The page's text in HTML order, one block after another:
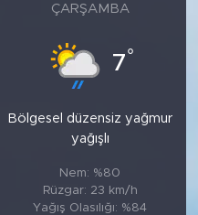
ÇARŞAMBA
7°
Bölgesel düzensiz yağmur
yağışlı
Nem: %80
Rüzgar: 23 km/h
Yağış Olasılığı: %84